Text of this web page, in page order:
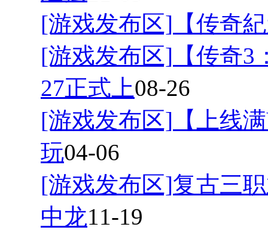
[游戏发布区] 【传奇
[游戏发布区] 【传奇
27正式上08-26
[游戏发布区] 【上线
玩04-06
[游戏发布区]复古三
中龙11-19